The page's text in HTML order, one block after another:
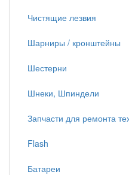
Чистящие лезвия
Шарниры / кронштейны
Шестерни
Шнеки, Шпиндели
Запчасти для ремонта
Flash
Батареи